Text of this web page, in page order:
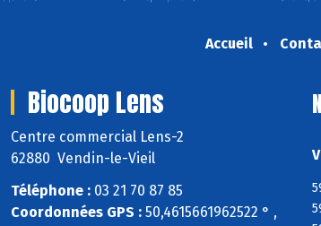
Accueil
Biocoop Lens
Centre commercial Lens-2
62880 Vendin-le-Vieil
Téléphone : 03 21 70 87 85
Coordonnées GPS : 50,4615661962522 ° ,